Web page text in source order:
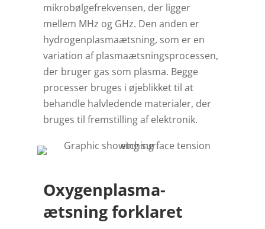
mikrobølgefrekvensen, der ligger
mellem MHz og GHz. Den anden er
hydrogenplasmaætsning, som er en
variation af plasmaætsningsprocessen,
der bruger gas som plasma. Begge
processer bruges i øjeblikket til at
behandle halvledende materialer, der
bruges til fremstilling af elektronik.
Oxygenplasma-
ætsning forklaret